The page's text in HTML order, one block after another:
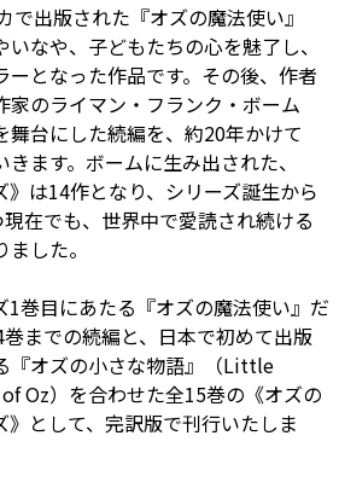
で出版された『オズの魔法使い』
なや、子どもたちの心を魅了し、
ーとなった作品です。その後、作者
家のライマン・フランク・ボーム
舞台にした続編を、約20年かけて
ます。ボームに生み出された、
》は14作となり、シリーズ誕生から
在でも、世界中で愛読され続ける
した。
1巻目にあたる『オズの魔法使い』だ
までの続編と、日本で初めて出版
『オズの小さな物語』（Little
Oz）を合わせた全15巻の《オズの
》として、完訳版で刊行いたしま